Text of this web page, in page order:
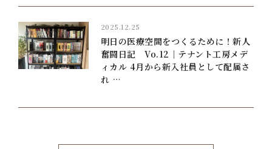
2025.12.25
明日の医療空間をつくるために！新人
奮闘日記 Vo.12｜テナント工房メデ
ィカル 4月から新入社員として配属さ
れ …